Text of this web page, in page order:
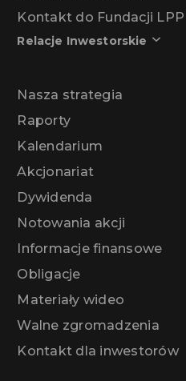
Kontakt do Fundacji LPP
Relacje Inwestorskie
Nasza strategia
Raporty
Kalendarium
Akcjonariat
Dywidenda
Notowania akcji
Informacje finansowe
Obligacje
Materiały wideo
Walne zgromadzenia
Kontakt dla inwestorów